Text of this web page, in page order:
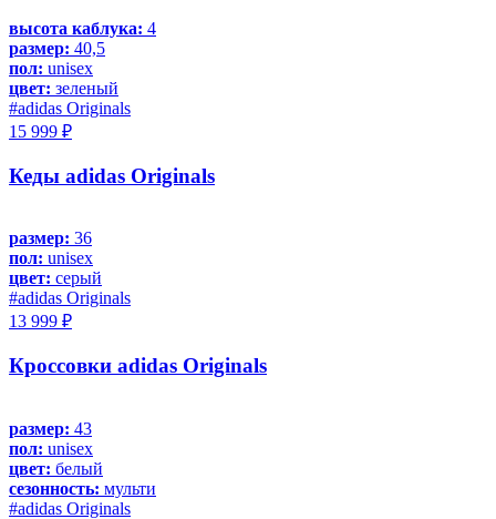
высота каблука: 4
размер: 40,5
пол: unisex
цвет: зеленый
#adidas Originals
15 999 ₽
Кеды adidas Originals
размер: 36
пол: unisex
цвет: серый
#adidas Originals
13 999 ₽
Кроссовки adidas Originals
размер: 43
пол: unisex
цвет: белый
сезонность: мульти
#adidas Originals